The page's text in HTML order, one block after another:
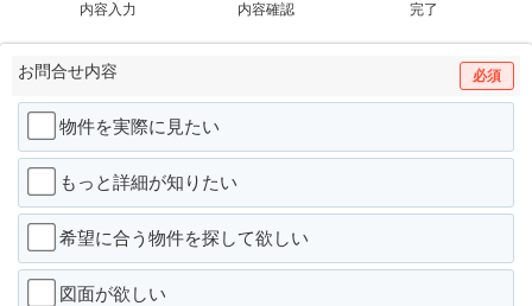
内容入力
内容確認
完了
お問合せ内容 必須
物件を実際に見たい
もっと詳細が知りたい
希望に合う物件を探して欲しい
図面が欲しい